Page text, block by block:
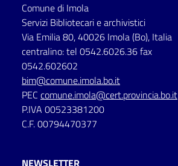
Seguici
su
Comune di Imola
Servizi Bibliotecari e archivistici
Via Emilia 80, 40026 Imola (Bo), Italia
centralino: tel 0542.6026.36 fax
0542.602602
bim@comune.imola.bo.it
PEC comune.imola@cert.provincia.bo.it
P.IVA 00523381200
C.F. 00794470377